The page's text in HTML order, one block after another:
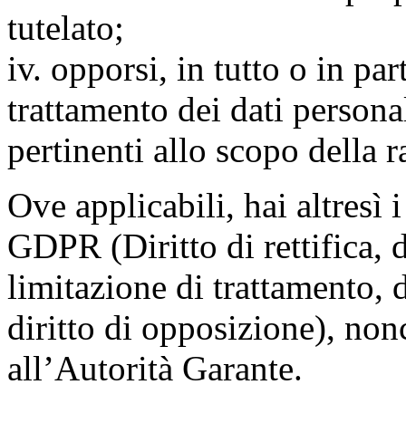
tutelato;
iv. opporsi, in tutto o in
trattamento dei dati
pertinenti allo scopo della
Ove applicabili, hai
GDPR (Diritto di rettifica,
limitazione di trattamento,
diritto di opposizione),
all’Autorità Garante.